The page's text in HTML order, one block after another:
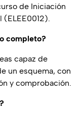
de Iniciación
completo?
capaz de
un esquema, con
y comprobación.